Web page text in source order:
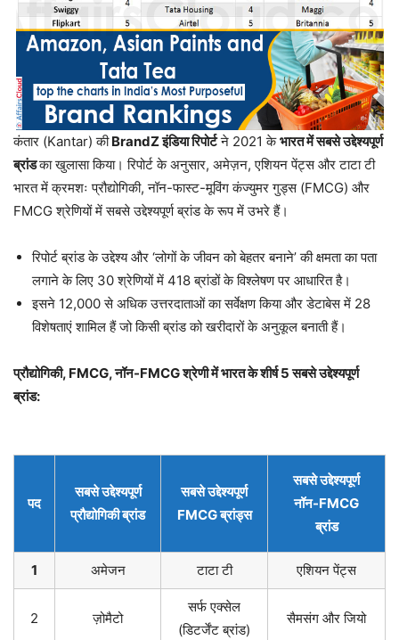
कंतार (Kantar) कीBrandZ इंडिया रिपोर्टने 2021 केभारत में सबसे उद्देश्यपूर्ण
ब्रांडका खुलासा किया। रिपोर्ट के अनुसार, अमेज़न, एशियन पेंट्स और टाटा टी
भारत में क्रमशः प्रौद्योगिकी, नॉन-फास्ट-मूविंग कंज्युमर गुड्स (FMCG) और
FMCG श्रेणियों में सबसे उद्देश्यपूर्ण ब्रांड के रूप में उभरे हैं।
रिपोर्ट ब्रांड के उद्देश्य और ‘लोगों के जीवन को बेहतर बनाने’ की क्षमता का पता
लगाने के लिए 30 श्रेणियों में 418 ब्रांडों के विश्लेषण पर आधारित है।
इसने 12,000 से अधिक उत्तरदाताओं का सर्वेक्षण किया और डेटाबेस में 28
विशेषताएं शामिल हैं जो किसी ब्रांड को खरीदारों के अनुकूल बनाती हैं।
प्रौद्योगिकी, FMCG, नॉन-FMCG श्रेणी में भारत के शीर्ष 5 सबसे उद्देश्यपूर्ण
ब्रांड:
पद
सबसे उद्देश्यपूर्ण
प्रौद्योगिकी ब्रांड
सबसे उद्देश्यपूर्ण
FMCG ब्रांड्स
सबसे उद्देश्यपूर्ण
नॉन-FMCG
ब्रांड
1 अमेजन टाटा टी एशियन पेंट्स
2 ज़ोमैटो
सर्फ एक्सेल
(डिटर्जेंट ब्रांड)
सैमसंग और जियो